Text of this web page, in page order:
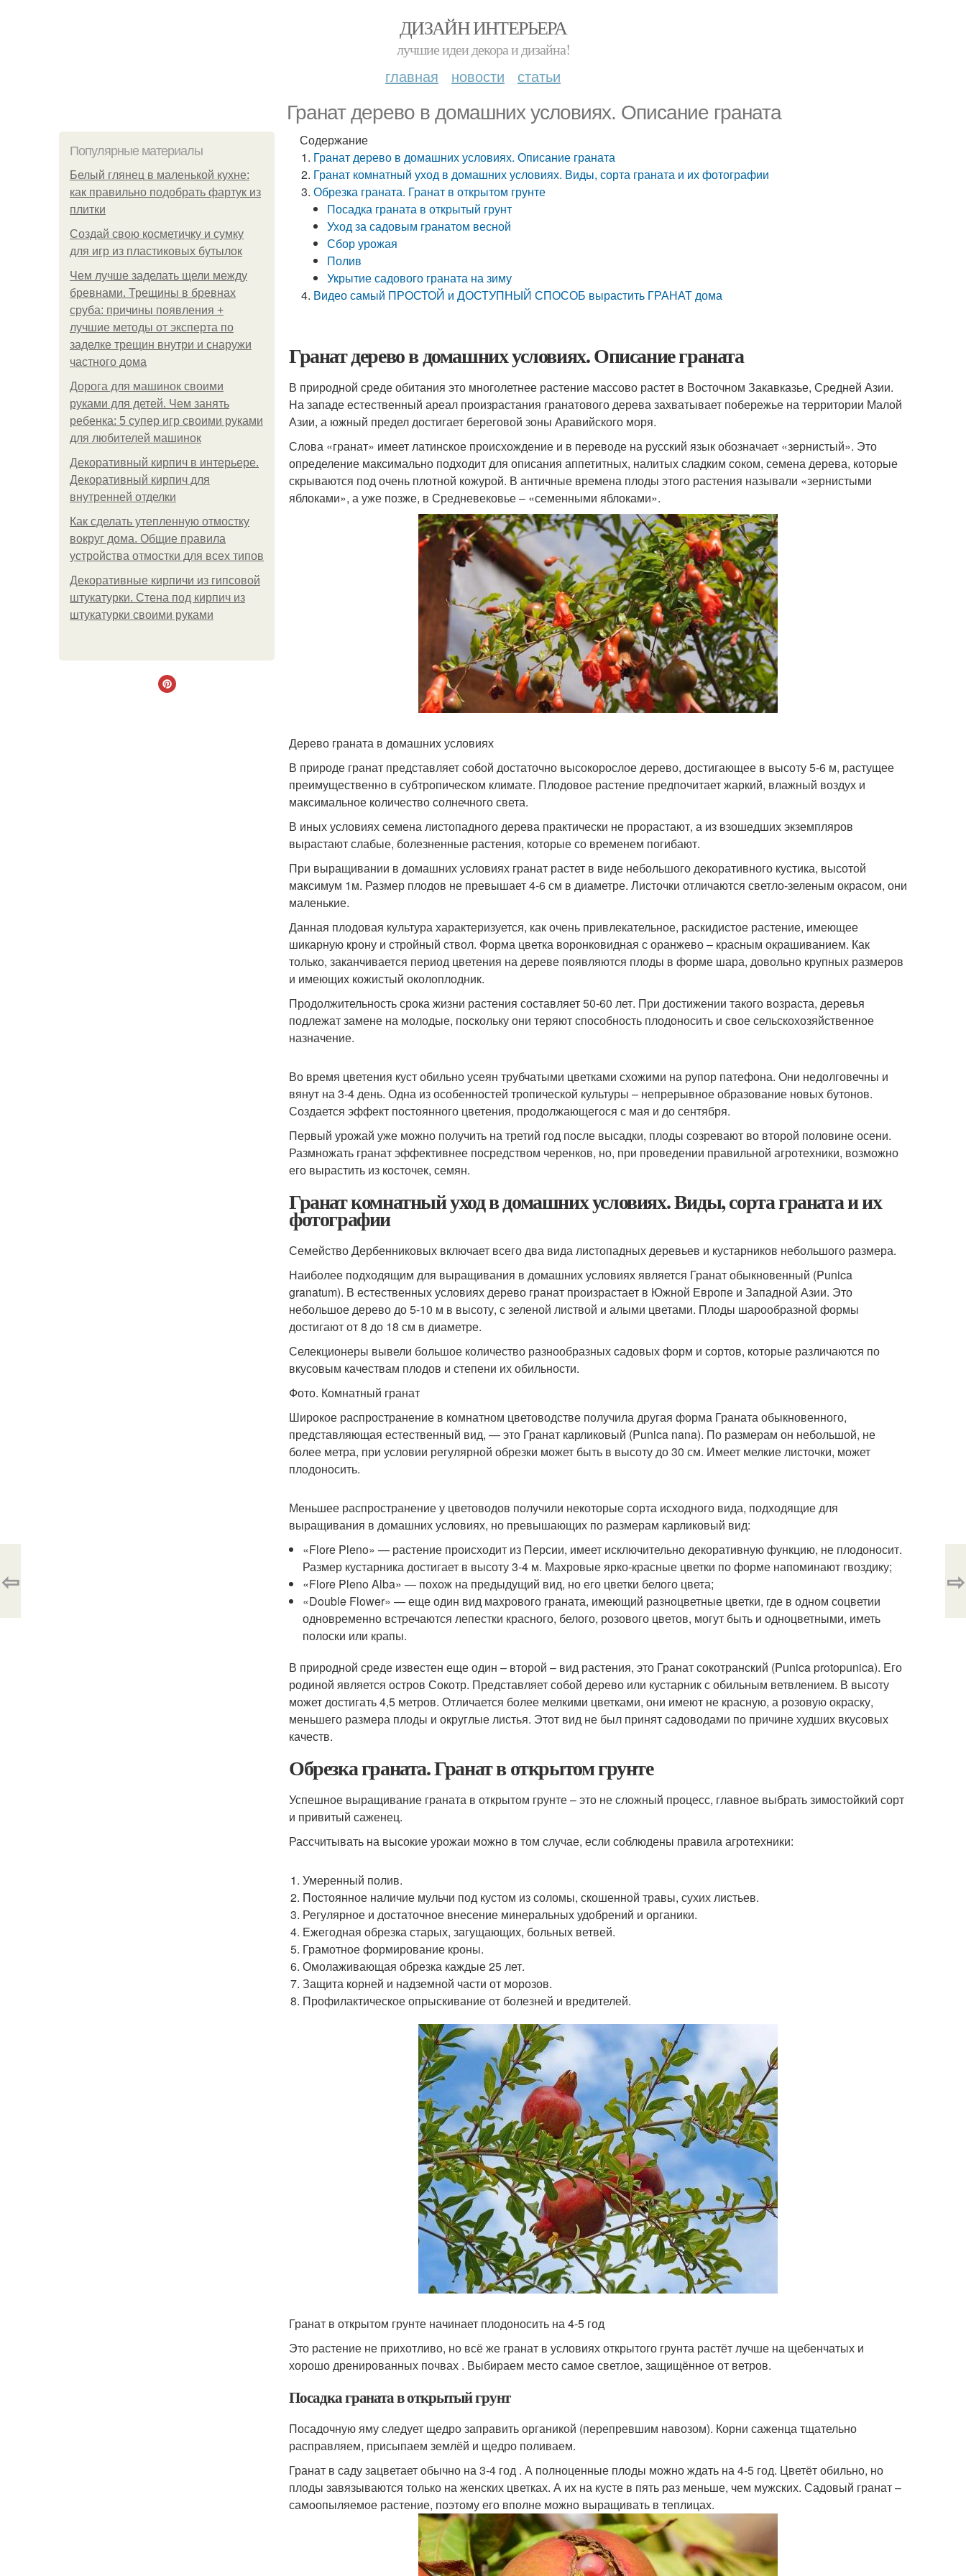
ДИЗАЙН ИНТЕРЬЕРА
лучшие идеи декора и дизайна!
главная новости статьи
Гранат дерево в домашних условиях. Описание граната
Популярные материалы
Белый глянец в маленькой кухне:
как правильно подобрать фартук из
плитки
Создай свою косметичку и сумку
для игр из пластиковых бутылок
Чем лучше заделать щели между
бревнами. Трещины в бревнах
сруба: причины появления +
лучшие методы от эксперта по
заделке трещин внутри и снаружи
частного дома
Дорога для машинок своими
руками для детей. Чем занять
ребенка: 5 супер игр своими руками
для любителей машинок
Декоративный кирпич в интерьере.
Декоративный кирпич для
внутренней отделки
Как сделать утепленную отмостку
вокруг дома. Общие правила
устройства отмостки для всех типов
Декоративные кирпичи из гипсовой
штукатурки. Стена под кирпич из
штукатурки своими руками
Содержание
Гранат дерево в домашних условиях. Описание граната
Гранат комнатный уход в домашних условиях. Виды, сорта граната и их фотографии
Обрезка граната. Гранат в открытом грунте
Посадка граната в открытый грунт
Уход за садовым гранатом весной
Сбор урожая
Полив
Укрытие садового граната на зиму
Видео самый ПРОСТОЙ и ДОСТУПНЫЙ СПОСОБ вырастить ГРАНАТ дома
Гранат дерево в домашних условиях. Описание граната
В природной среде обитания это многолетнее растение массово растет в Восточном Закавказье, Средней Азии.
На западе естественный ареал произрастания гранатового дерева захватывает побережье на территории Малой
Азии, а южный предел достигает береговой зоны Аравийского моря.
Слова «гранат» имеет латинское происхождение и в переводе на русский язык обозначает «зернистый». Это
определение максимально подходит для описания аппетитных, налитых сладким соком, семена дерева, которые
скрываются под очень плотной кожурой. В античные времена плоды этого растения называли «зернистыми
яблоками», а уже позже, в Средневековье – «семенными яблоками».
Дерево граната в домашних условиях
В природе гранат представляет собой достаточно высокорослое дерево, достигающее в высоту 5-6 м, растущее
преимущественно в субтропическом климате. Плодовое растение предпочитает жаркий, влажный воздух и
максимальное количество солнечного света.
В иных условиях семена листопадного дерева практически не прорастают, а из взошедших экземпляров
вырастают слабые, болезненные растения, которые со временем погибают.
При выращивании в домашних условиях гранат растет в виде небольшого декоративного кустика, высотой
максимум 1м. Размер плодов не превышает 4-6 см в диаметре. Листочки отличаются светло-зеленым окрасом, они
маленькие.
Данная плодовая культура характеризуется, как очень привлекательное, раскидистое растение, имеющее
шикарную крону и стройный ствол. Форма цветка воронковидная с оранжево – красным окрашиванием. Как
только, заканчивается период цветения на дереве появляются плоды в форме шара, довольно крупных размеров
и имеющих кожистый околоплодник.
Продолжительность срока жизни растения составляет 50-60 лет. При достижении такого возраста, деревья
подлежат замене на молодые, поскольку они теряют способность плодоносить и свое сельскохозяйственное
назначение.
Во время цветения куст обильно усеян трубчатыми цветками схожими на рупор патефона. Они недолговечны и
вянут на 3-4 день. Одна из особенностей тропической культуры – непрерывное образование новых бутонов.
Создается эффект постоянного цветения, продолжающегося с мая и до сентября.
Первый урожай уже можно получить на третий год после высадки, плоды созревают во второй половине осени.
Размножать гранат эффективнее посредством черенков, но, при проведении правильной агротехники, возможно
его вырастить из косточек, семян.
Гранат комнатный уход в домашних условиях. Виды, сорта граната и их
фотографии
Семейство Дербенниковых включает всего два вида листопадных деревьев и кустарников небольшого размера.
Наиболее подходящим для выращивания в домашних условиях является Гранат обыкновенный (Punica
granatum). В естественных условиях дерево гранат произрастает в Южной Европе и Западной Азии. Это
небольшое дерево до 5-10 м в высоту, с зеленой листвой и алыми цветами. Плоды шарообразной формы
достигают от 8 до 18 см в диаметре.
Селекционеры вывели большое количество разнообразных садовых форм и сортов, которые различаются по
вкусовым качествам плодов и степени их обильности.
Фото. Комнатный гранат
Широкое распространение в комнатном цветоводстве получила другая форма Граната обыкновенного,
представляющая естественный вид, — это Гранат карликовый (Punica nana). По размерам он небольшой, не
более метра, при условии регулярной обрезки может быть в высоту до 30 см. Имеет мелкие листочки, может
плодоносить.
Меньшее распространение у цветоводов получили некоторые сорта исходного вида, подходящие для
выращивания в домашних условиях, но превышающих по размерам карликовый вид:
«Flore Pleno» — растение происходит из Персии, имеет исключительно декоративную функцию, не плодоносит.
Размер кустарника достигает в высоту 3-4 м. Махровые ярко-красные цветки по форме напоминают гвоздику;
«Flore Pleno Alba» — похож на предыдущий вид, но его цветки белого цвета;
«Double Flower» — еще один вид махрового граната, имеющий разноцветные цветки, где в одном соцветии
одновременно встречаются лепестки красного, белого, розового цветов, могут быть и одноцветными, иметь
полоски или крапы.
В природной среде известен еще один – второй – вид растения, это Гранат сокотранский (Punica protopunica). Его
родиной является остров Сокотр. Представляет собой дерево или кустарник с обильным ветвлением. В высоту
может достигать 4,5 метров. Отличается более мелкими цветками, они имеют не красную, а розовую окраску,
меньшего размера плоды и округлые листья. Этот вид не был принят садоводами по причине худших вкусовых
качеств.
Обрезка граната. Гранат в открытом грунте
Успешное выращивание граната в открытом грунте – это не сложный процесс, главное выбрать зимостойкий сорт
и привитый саженец.
Рассчитывать на высокие урожаи можно в том случае, если соблюдены правила агротехники:
Умеренный полив.
Постоянное наличие мульчи под кустом из соломы, скошенной травы, сухих листьев.
Регулярное и достаточное внесение минеральных удобрений и органики.
Ежегодная обрезка старых, загущающих, больных ветвей.
Грамотное формирование кроны.
Омолаживающая обрезка каждые 25 лет.
Защита корней и надземной части от морозов.
Профилактическое опрыскивание от болезней и вредителей.
Гранат в открытом грунте начинает плодоносить на 4-5 год
Это растение не прихотливо, но всё же гранат в условиях открытого грунта растёт лучше на щебенчатых и
хорошо дренированных почвах . Выбираем место самое светлое, защищённое от ветров.
Посадка граната в открытый грунт
Посадочную яму следует щедро заправить органикой (перепревшим навозом). Корни саженца тщательно
расправляем, присыпаем землёй и щедро поливаем.
Гранат в саду зацветает обычно на 3-4 год . А полноценные плоды можно ждать на 4-5 год. Цветёт обильно, но
плоды завязываются только на женских цветках. А их на кусте в пять раз меньше, чем мужских. Садовый гранат –
самоопыляемое растение, поэтому его вполне можно выращивать в теплицах.
⇦ ⇨